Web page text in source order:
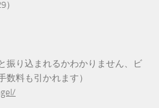
振り込まれるかわかりません、ビ
数料も引かれます）